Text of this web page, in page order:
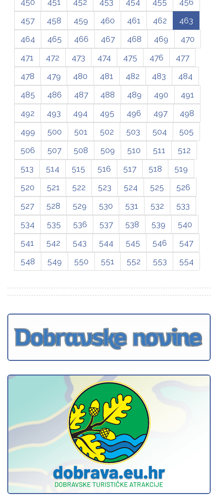
457
458 459 460 461 462
463
464
465 466 467 468 469
470
471
472 473 474 475 476
477
478
479 480 481 482 483
484
485
486 487 488 489 490
491
492
493 494 495 496 497
498
499
500 501 502 503 504
505
506
507 508 509 510 511
512
513
514 515 516 517 518
519
520
521 522 523 524 525
526
527
528 529 530 531 532
533
534
535 536 537 538 539
540
541
542 543 544 545 546
547
548
549 550 551 552 553 554